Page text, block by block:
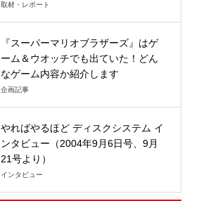
取材・レポート
『スーパーマリオブラザーズ』はゲ
ーム＆ウオッチでも出ていた！どん
なゲーム内容か紹介します
企画記事
やればやるほど ディスクシステム イ
ンタビュー（2004年9月6日号、9月
21号より）
インタビュー